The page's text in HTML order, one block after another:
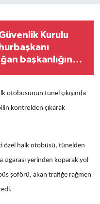
Kurulu
başkanlığında
otobüsünün tünel çıkışında
kontrolden çıkarak
özel halk otobüsü, tünelden
ızgarası yerinden koparak yol
şoförü, akan trafiğe rağmen